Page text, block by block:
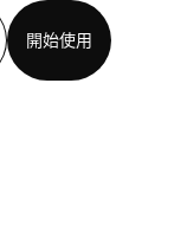
開始使用